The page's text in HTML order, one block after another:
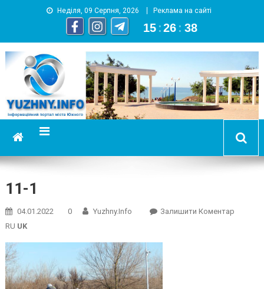
Неділя, 09 Серпня, 2026 Реклама на сайті
15 :26 : 39
YUZHNY.INFO
информационный портал города Южный
11-1
04.01.2022 0 Yuzhny.info Залишити КоментарOn
RU UK